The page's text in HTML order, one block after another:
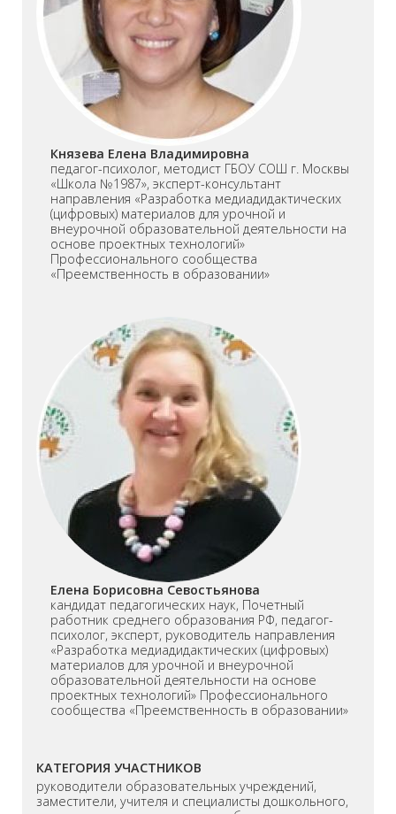
Князева Елена Владимировна
педагог-психолог, методист ГБОУ СОШ г. Москвы
«Школа №1987», эксперт-консультант
направления «Разработка медиадидактических
(цифровых) материалов для урочной и
внеурочной образовательной деятельности на
основе проектных технологий»
Профессионального сообщества
«Преемственность в образовании»
Елена Борисовна Севостьянова
кандидат педагогических наук, Почетный
работник среднего образования РФ, педагог-
психолог, эксперт, руководитель направления
«Разработка медиадидактических (цифровых)
материалов для урочной и внеурочной
образовательной деятельности на основе
проектных технологий» Профессионального
сообщества «Преемственность в образовании»
КАТЕГОРИЯ УЧАСТНИКОВ
руководители образовательных учреждений,
заместители, учителя и специалисты дошкольного,